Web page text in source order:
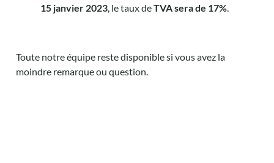
15 janvier 2023, le taux deTVA sera de 17%.
Toute notre équipe reste disponible si vous avez la
moindre remarque ou question.